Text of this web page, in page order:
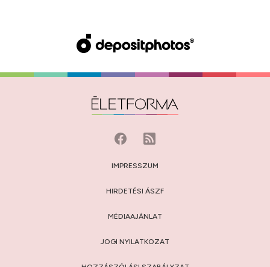
IMPRESSZUM
HIRDETÉSI ÁSZF
MÉDIAAJÁNLAT
JOGI NYILATKOZAT